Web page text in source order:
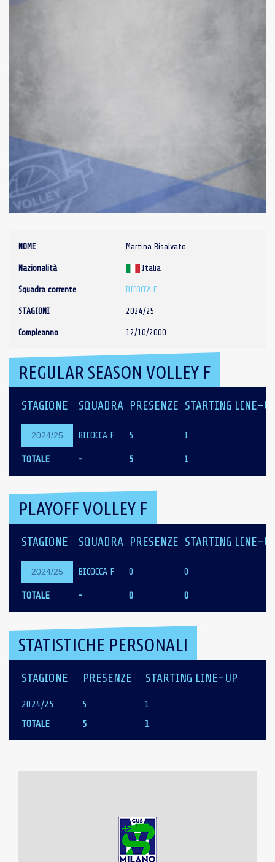
NOME Martina Risalvato
Nazionalità Italia
Squadra corrente BICOCCA F
STAGIONI 2024/25
Compleanno 12/10/2000
REGULAR SEASON VOLLEY F
STAGIONE SQUADRA PRESENZE STARTING LINE-
2024/25 BICOCCA F 5 1
TOTALE - 5 1
PLAYOFF VOLLEY F
STAGIONE SQUADRA PRESENZE STARTING LINE-
2024/25 BICOCCA F 0 0
TOTALE - 0 0
STATISTICHE PERSONALI
STAGIONE PRESENZE STARTING LINE-UP
2024/25 5
1
TOTALE
5 1